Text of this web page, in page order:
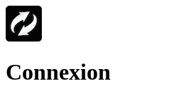
Connexion